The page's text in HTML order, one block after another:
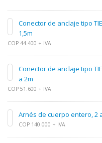
Conector de anclaje tipo
1,5m
COP 44.400 + IVA
Conector de anclaje tipo
a 2m
COP 51.600 + IVA
Arnés de cuerpo entero, 2
COP 140.000 + IVA